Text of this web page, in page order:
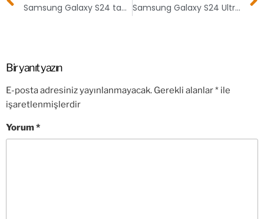
Samsung Galaxy S24 tanıtıldı! İşte fiyatı Samsung Galaxy S24 Ultra tanıtıldı! İşte fiyatı
Bir yanıt yazın
E-posta adresiniz yayınlanmayacak. Gerekli alanlar* ile
işaretlenmişlerdir
Yorum*